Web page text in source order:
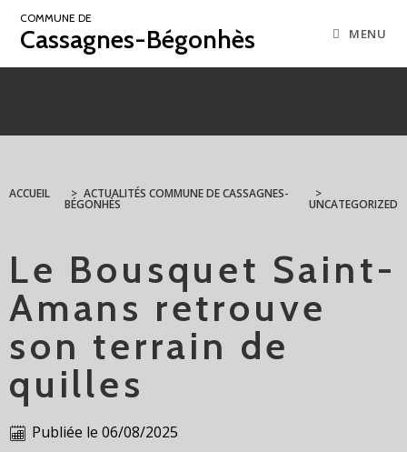
COMMUNE DE
Cassagnes-Bégonhès MENU
ACCUEIL > ACTUALITÉS COMMUNE DE CASSAGNES-
BÉGONHÈS
>
UNCATEGORIZED
Le Bousquet Saint-
Amans retrouve
son terrain de
quilles
Publiée le 06/08/2025